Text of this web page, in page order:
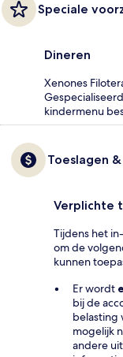
Speciale
Dineren
Xenones
kindermenu
Toeslagen
Verplichte
Tijdens het
om de
kunnen
Er wordt
bij de
belasting
mogelijk
andere